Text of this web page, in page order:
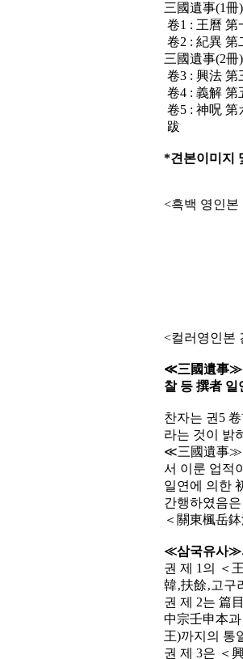
三國遺事(1冊)
卷1 : 王曆 第
卷2 : 紀異 第
三國遺事(2冊)
卷3 : 興法 第
卷4 : 義解 第
卷5 : 神呪 第
跋
*견본이미지
<흑백 영인본
<컬러영인본
≪三國遺事≫
찰 등 撰者 일
찬자는 권5
라는 것이 밝
≪三國遺事≫
서 이룬 업적
일연에 의한
간행하였음
＜關東楓岳
≪삼국유사≫
권 제 1의 ＜
韓‚扶餘‚고
권 제 2는 篇
中宗壬申本
王)까지의 통
권 제 3은 ＜